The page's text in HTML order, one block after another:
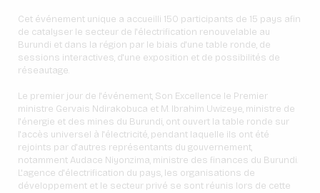
Cet événement unique a accueilli 150 participants de 15 pays afin
de catalyser le secteur de l'électrification renouvelable au
Burundi et dans la région par le biais d'une table ronde, de
sessions interactives, d'une exposition et de possibilités de
réseautage.
Le premier jour de l'événement, Son Excellence le Premier
ministre Gervais Ndirakobuca et M. Ibrahim Uwizeye, ministre de
l'énergie et des mines du Burundi, ont ouvert la table ronde sur
l'accès universel à l'électricité, pendant laquelle ils ont été
rejoints par d'autres représentants du gouvernement,
notamment Audace Niyonzima, ministre des finances du Burundi.
L'agence d'électrification du pays, les organisations de
développement et le secteur privé se sont réunis lors de cette